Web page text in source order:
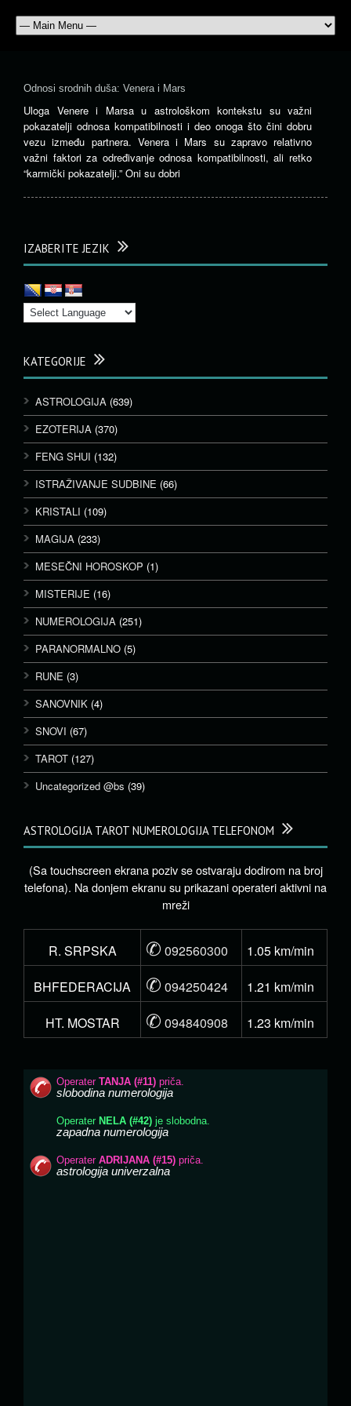
Odnosi srodnih duša: Venera i Mars
Uloga Venere i Marsa u astrološkom kontekstu su važni
pokazatelji odnosa kompatibilnosti i deo onoga što čini dobru
vezu između partnera. Venera i Mars su zapravo relativno
važni faktori za određivanje odnosa kompatibilnosti, ali retko
“karmički pokazatelji.” Oni su dobri
IZABERITE JEZIK
KATEGORIJE
ASTROLOGIJA (639)
EZOTERIJA (370)
FENG SHUI (132)
ISTRAŽIVANJE SUDBINE (66)
KRISTALI (109)
MAGIJA (233)
MESEČNI HOROSKOP (1)
MISTERIJE (16)
NUMEROLOGIJA (251)
PARANORMALNO (5)
RUNE (3)
SANOVNIK (4)
SNOVI (67)
TAROT (127)
Uncategorized @bs (39)
ASTROLOGIJA TAROT NUMEROLOGIJA TELEFONOM
(Sa touchscreen ekrana poziv se ostvaraju dodirom na broj
telefona). Na donjem ekranu su prikazani operateri aktivni na
mreži
R. SRPSKA ✆ 092560300
1.05 km/min
BHFEDERACIJA
✆ 094250424
1.21 km/min
HT. MOSTAR
✆ 094840908 1.23 km/min